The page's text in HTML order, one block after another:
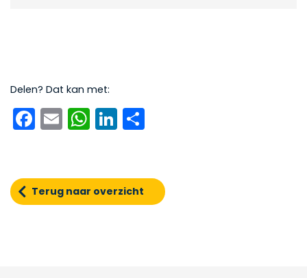
Delen? Dat kan met:
Facebook
EmailWhatsApp
LinkedIn
Terug naar overzicht